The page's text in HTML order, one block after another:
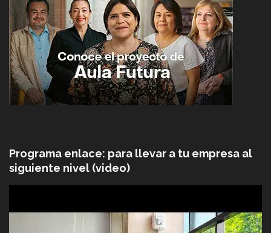
Programa enlace: para llevar a tu empresa al
siguiente nivel (video)